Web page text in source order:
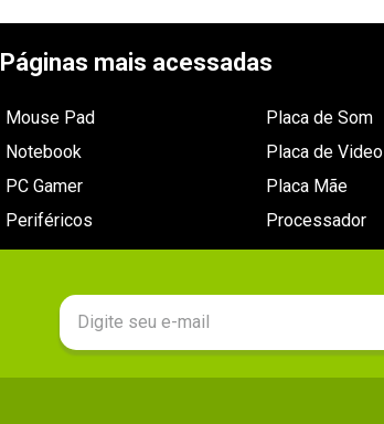
Páginas mais acessadas
Mouse Pad
Notebook
PC Gamer
Periféricos
Placa de Som
Placa de Video
Placa Mãe
Processador